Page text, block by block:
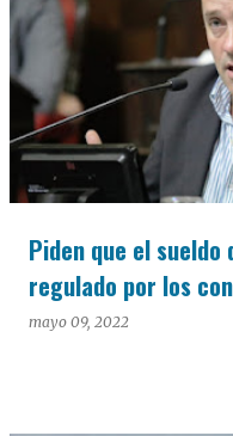
Piden que el
regulado por los
mayo 09, 2022